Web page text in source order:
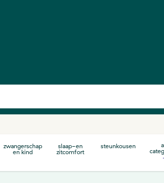
zwangerschap
en kind
slaap-en
zitcomfort
steunkousen